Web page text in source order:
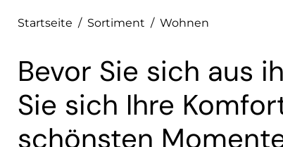
Startseite / Sortiment / Wohnen
Bevor Sie sich aus
Sie sich Ihre
schönsten